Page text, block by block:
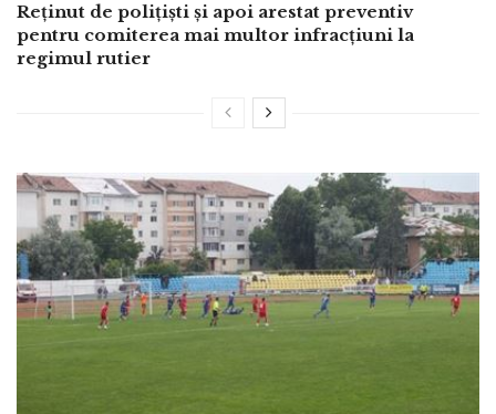
Reținut de polițiști și apoi arestat preventiv
pentru comiterea mai multor infracțiuni la
regimul rutier